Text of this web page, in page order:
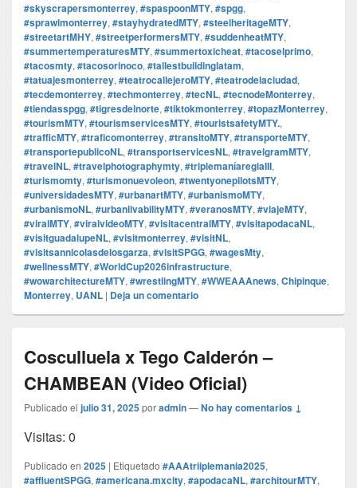
#skyscrapersmonterrey, #spaspoonMTY, #spgg,
#sprawlmonterrey, #stayhydratedMTY, #steelheritageMTY,
#streetartMHY, #streetperformersMTY, #suddenheatMTY,
#summertemperaturesMTY, #summertoxicheat, #tacoselprimo,
#tacosmty, #tacosorinoco, #tallestbuildinglatam,
#tatuajesmonterrey, #teatrocallejeroMTY, #teatrodelaciudad,
#tecdemonterrey, #techmonterrey, #tecNL, #tecnodeMonterrey,
#tiendasspgg, #tigresdelnorte, #tiktokmonterrey, #topazMonterrey,
#tourismMTY, #tourismservicesMTY, #touristsafetyMTY.,
#trafficMTY, #traficomonterrey, #transitoMTY, #transporteMTY,
#transportepublicoNL, #transportservicesNL, #travelgramMTY,
#travelNL, #travelphotographymty, #triplemaníaregiaIII,
#turismomty, #turismonuevoleon, #twentyonepilotsMTY,
#universidadesMTY, #urbanartMTY, #urbanismoMTY,
#urbanismoNL, #urbanlivabilityMTY, #veranosMTY, #viajeMTY,
#viralMTY, #viralvideoMTY, #visitacentralMTY, #visitapodacaNL,
#visitguadalupeNL, #visitmonterrey, #visitNL,
#visitsannicolasdelosgarza, #visitSPGG, #wagesMty,
#wellnessMTY, #WorldCup2026infrastructure,
#wowarchitectureMTY, #wrestlingMTY, #WWEAAAnews, Chipinque,
Monterrey, UANL | Deja un comentario
Cosculluela x Tego Calderón –
CHAMBEAN (Video Oficial)
Publicado el julio 31, 2025poradmin—No hay comentarios ↓
Visitas: 0
Publicado en 2025 | Etiquetado #AAAtriiplemania2025,
#affluentSPGG, #americana.mxcity, #apodacaNL, #architourMTY,